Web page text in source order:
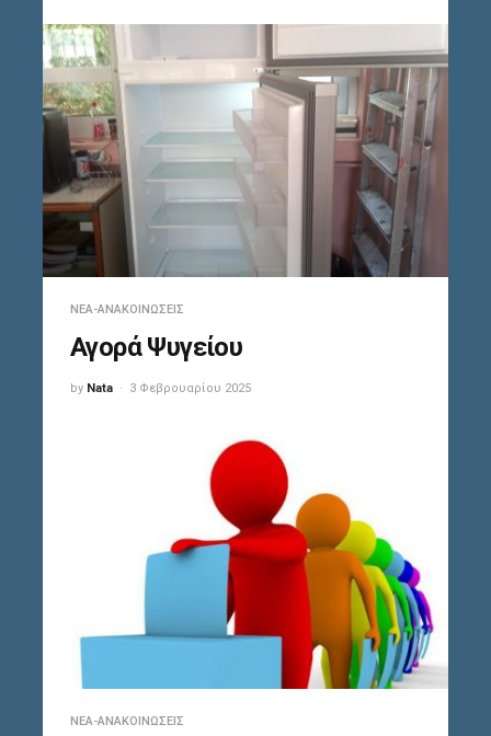
ΝΈΑ-ΑΝΑΚΟΙΝΏΣΕΙΣ
Αγορά Ψυγείου
by Nata 3 Φεβρουαρίου 2025
ΝΈΑ-ΑΝΑΚΟΙΝΏΣΕΙΣ